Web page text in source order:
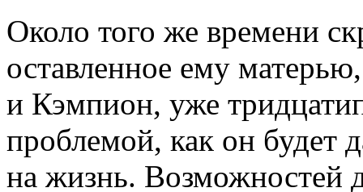
Около того же времени
оставленное ему
и Кэмпион, уже
проблемой, как он будет
на жизнь. Возможностей